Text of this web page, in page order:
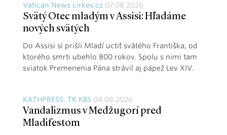
Vatican News cirkev.cz 07.08.2026
Svätý Otec mladým v Assisi: Hľadáme
nových svätých
Do Assisi si prišli Mladí uctiť svätého Františka, od
ktorého smrti ubehlo 800 rokov. Spolu s nimi tam
sviatok Premenenia Pána strávil aj pápež Lev XIV.
KATHPRESS, TK KBS 04.08.2026
Vandalizmus v Medžugorí pred
Mladifestom